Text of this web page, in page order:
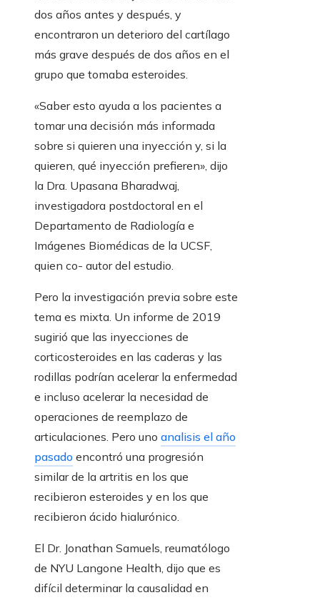
dos años antes y después, y
encontraron un deterioro del cartílago
más grave después de dos años en el
grupo que tomaba esteroides.
«Saber esto ayuda a los pacientes a
tomar una decisión más informada
sobre si quieren una inyección y, si la
quieren, qué inyección prefieren», dijo
la Dra. Upasana Bharadwaj,
investigadora postdoctoral en el
Departamento de Radiología e
Imágenes Biomédicas de la UCSF,
quien co- autor del estudio.
Pero la investigación previa sobre este
tema es mixta. Un informe de 2019
sugirió que las inyecciones de
corticosteroides en las caderas y las
rodillas podrían acelerar la enfermedad
e incluso acelerar la necesidad de
operaciones de reemplazo de
articulaciones. Pero uno analisis el año
pasado encontró una progresión
similar de la artritis en los que
recibieron esteroides y en los que
recibieron ácido hialurónico.
El Dr. Jonathan Samuels, reumatólogo
de NYU Langone Health, dijo que es
difícil determinar la causalidad en